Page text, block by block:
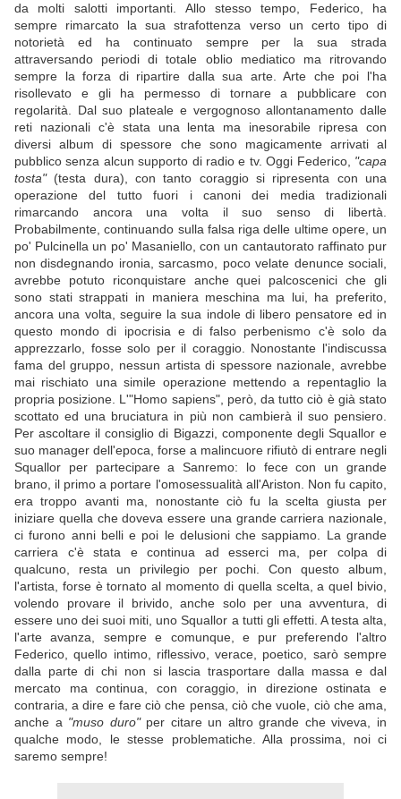
da molti salotti importanti. Allo stesso tempo, Federico, ha
sempre rimarcato la sua strafottenza verso un certo tipo di
notorietà ed ha continuato sempre per la sua strada
attraversando periodi di totale oblio mediatico ma ritrovando
sempre la forza di ripartire dalla sua arte. Arte che poi l'ha
risollevato e gli ha permesso di tornare a pubblicare con
regolarità. Dal suo plateale e vergognoso allontanamento dalle
reti nazionali c'è stata una lenta ma inesorabile ripresa con
diversi album di spessore che sono magicamente arrivati al
pubblico senza alcun supporto di radio e tv. Oggi Federico, "capa
tosta"(testa dura), con tanto coraggio si ripresenta con una
operazione del tutto fuori i canoni dei media tradizionali
rimarcando ancora una volta il suo senso di libertà.
Probabilmente, continuando sulla falsa riga delle ultime opere, un
po' Pulcinella un po' Masaniello, con un cantautorato raffinato pur
non disdegnando ironia, sarcasmo, poco velate denunce sociali,
avrebbe potuto riconquistare anche quei palcoscenici che gli
sono stati strappati in maniera meschina ma lui, ha preferito,
ancora una volta, seguire la sua indole di libero pensatore ed in
questo mondo di ipocrisia e di falso perbenismo c'è solo da
apprezzarlo, fosse solo per il coraggio. Nonostante l'indiscussa
fama del gruppo, nessun artista di spessore nazionale, avrebbe
mai rischiato una simile operazione mettendo a repentaglio la
propria posizione. L'"Homo sapiens", però, da tutto ciò è già stato
scottato ed una bruciatura in più non cambierà il suo pensiero.
Per ascoltare il consiglio di Bigazzi, componente degli Squallor e
suo manager dell'epoca, forse a malincuore rifiutò di entrare negli
Squallor per partecipare a Sanremo: lo fece con un grande
brano, il primo a portare l'omosessualità all'Ariston. Non fu capito,
era troppo avanti ma, nonostante ciò fu la scelta giusta per
iniziare quella che doveva essere una grande carriera nazionale,
ci furono anni belli e poi le delusioni che sappiamo. La grande
carriera c'è stata e continua ad esserci ma, per colpa di
qualcuno, resta un privilegio per pochi. Con questo album,
l'artista, forse è tornato al momento di quella scelta, a quel bivio,
volendo provare il brivido, anche solo per una avventura, di
essere uno dei suoi miti, uno Squallor a tutti gli effetti. A testa alta,
l'arte avanza, sempre e comunque, e pur preferendo l'altro
Federico, quello intimo, riflessivo, verace, poetico, sarò sempre
dalla parte di chi non si lascia trasportare dalla massa e dal
mercato ma continua, con coraggio, in direzione ostinata e
contraria, a dire e fare ciò che pensa, ciò che vuole, ciò che ama,
anche a "muso duro"per citare un altro grande che viveva, in
qualche modo, le stesse problematiche. Alla prossima, noi ci
saremo sempre!